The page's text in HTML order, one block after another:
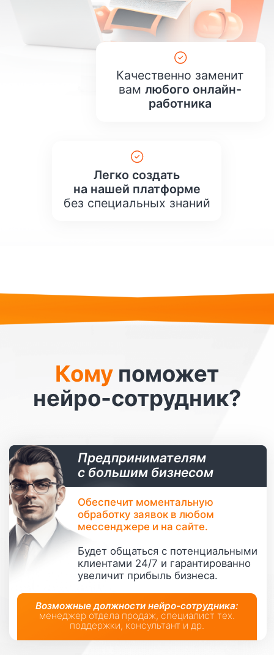
поможет
Предпринимателям
с большим бизнесом
Обеспечит моментальную
обработку заявок в любом
мессенджере и на сайте.
Владельцам небольшого
и надежнее, особенно на
старте развития.
Вы не упустите ни одной заявки
и будете уверены в качестве и
скорости их обработки.
ассистент и др.
Блогерам, экспертам,
продюсерам
Нейро-сотрудник возьмет
на себя общение с базой
Освободите себя и команду
от рассылок и личного общения
с потенциальными клиентами в
периоды активных продаж.
Возможные должности нейро-сотрудника:
наставник, эксперт, специалист службы заботы,
куратор, проджект-менеджер и др.